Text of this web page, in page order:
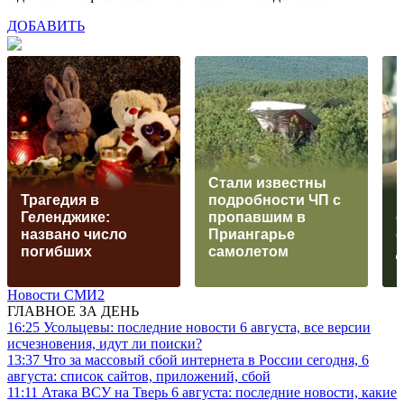
ДОБАВИТЬ
Трагедия в
Геленджике:
названо число
погибших
Стали известны
подробности ЧП с
пропавшим в
Приангарье
самолетом
Новости СМИ2
ГЛАВНОЕ ЗА ДЕНЬ
16:25 Усольцевы: последние новости 6 августа, все версии
исчезновения, идут ли поиски?
13:37 Что за массовый сбой интернета в России сегодня, 6
августа: список сайтов, приложений, сбой
11:11 Атака ВСУ на Тверь 6 августа: последние новости, какие